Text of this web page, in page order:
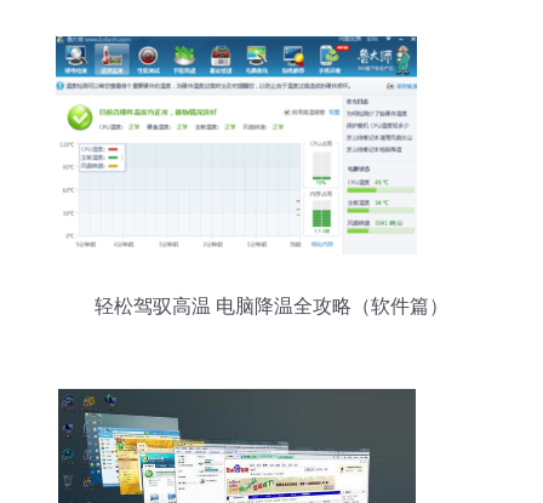
轻松驾驭高温 电脑降温全攻略（软件篇）